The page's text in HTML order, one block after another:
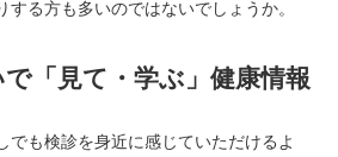
る方も多いのではないでしょうか。
「見て・学ぶ」健康情報
でも検診を身近に感じていただけるよ